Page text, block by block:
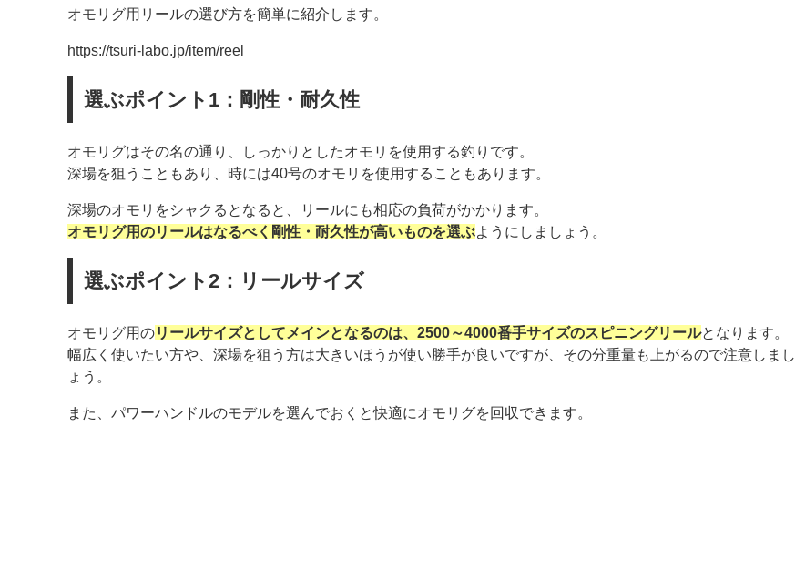
オモリグ用リールの選び方を簡単に紹介します。
https://tsuri-labo.jp/item/reel
選ぶポイント1：剛性・耐久性
オモリグはその名の通り、しっかりとしたオモリを使用する釣りです。
深場を狙うこともあり、時には40号のオモリを使用することもあります。
深場のオモリをシャクるとなると、リールにも相応の負荷がかかります。
オモリグ用のリールはなるべく剛性・耐久性が高いものを選ぶようにしましょう。
選ぶポイント2：リールサイズ
オモリグ用のリールサイズとしてメインとなるのは、2500～4000番手サイズのスピニングリールとなります。
幅広く使いたい方や、深場を狙う方は大きいほうが使い勝手が良いですが、その分重量も上がるので注意しまし
ょう。
また、パワーハンドルのモデルを選んでおくと快適にオモリグを回収できます。